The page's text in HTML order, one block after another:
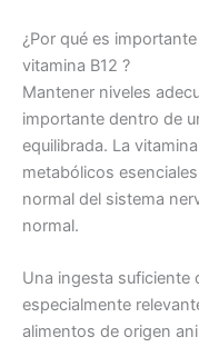
¿Por qué es
vitamina B12 ?
Mantener niveles
importante dentro de
equilibrada. La
metabólicos
normal del sistema
normal.
Una ingesta suficiente
especialmente
alimentos de origen